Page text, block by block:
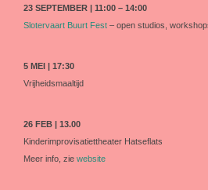
23 SEPTEMBER | 11:00 – 14:00
Slotervaart Buurt Fest– open studios,
5 MEI | 17:30
Vrijheidsmaaltijd
26 FEB | 13.00
Kinderimprovisatiettheater Hatseflats
Meer info, zie website